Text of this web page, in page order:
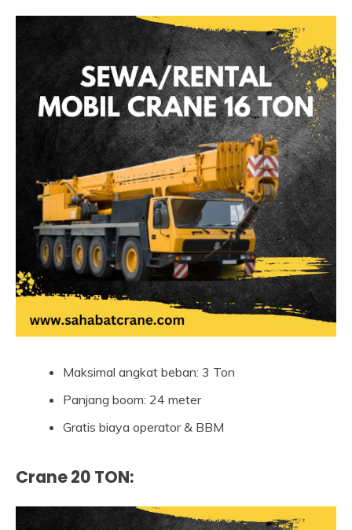
Maksimal angkat beban: 3 Ton
Panjang boom: 24 meter
Gratis biaya operator & BBM
Crane 20 TON: